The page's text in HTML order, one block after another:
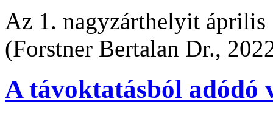
Az 1. nagyzárthelyit
(Forstner Bertalan Dr.,
A távoktatásból adódó